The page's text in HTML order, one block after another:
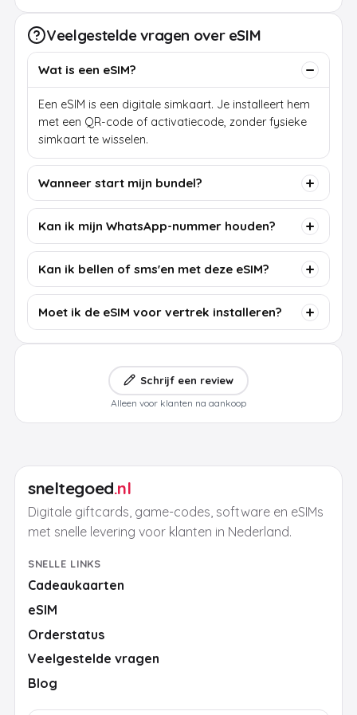
Veelgestelde vragen over eSIM
Wat is een eSIM?
Een eSIM is een digitale simkaart. Je installeert hem
met een QR-code of activatiecode, zonder fysieke
simkaart te wisselen.
Wanneer start mijn bundel?
Kan ik mijn WhatsApp-nummer houden?
Kan ik bellen of sms'en met deze eSIM?
Moet ik de eSIM voor vertrek installeren?
Schrijf een review
Alleen voor klanten na aankoop
sneltegoed.nl
Digitale giftcards, game-codes, software en eSIMs
met snelle levering voor klanten in Nederland.
SNELLE LINKS
Cadeaukaarten
eSIM
Orderstatus
Veelgestelde vragen
Blog